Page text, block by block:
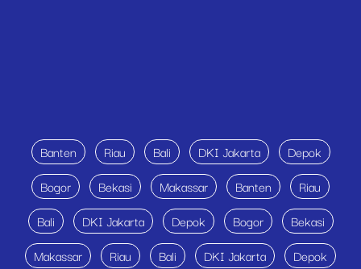
Banten Riau Bali DKI Jakarta
Depok
Bogor
Bekasi Makassar Banten
Riau
Bali
DKI Jakarta Depok Bogor
Bekasi
Makassar
Riau Bali DKI Jakarta Depok